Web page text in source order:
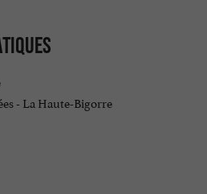
- La Haute-Bigorre